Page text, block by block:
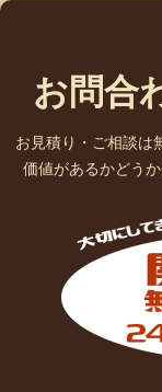
お問合
お見積り・ご相談は
価値があるかどう